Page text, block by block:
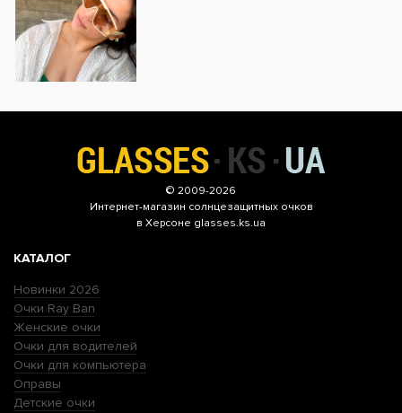
© 2009-2026
Интернет-магазин солнцезащитных очков
в Херсоне glasses.ks.ua
КАТАЛОГ
Новинки 2026
Очки Ray Ban
Женские очки
Очки для водителей
Очки для компьютера
Оправы
Детские очки